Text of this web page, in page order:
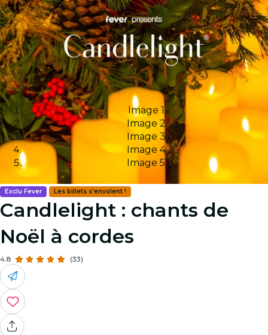
Image 1
Image 2
Image 3
Image 4
Image 5
Exclu Fever Les billets s'envolent !
Candlelight : chants de
Noël à cordes
4.8 (33)